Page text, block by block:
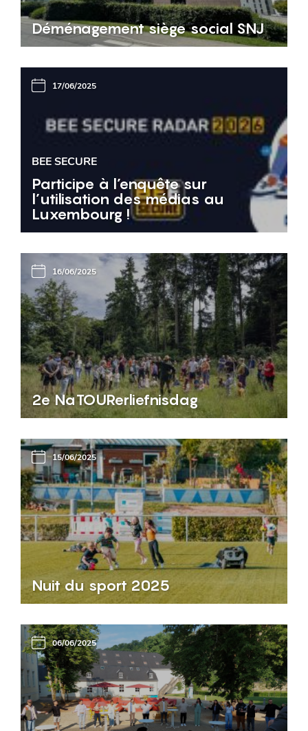
Déménagement siège social SNJ
17/06/2025
BEE SECURE
Participe à l’enquête sur
l’utilisation des médias au
Luxembourg !
16/06/2025
2e NaTOURerliefnisdag
15/06/2025
Nuit du sport 2025
06/06/2025